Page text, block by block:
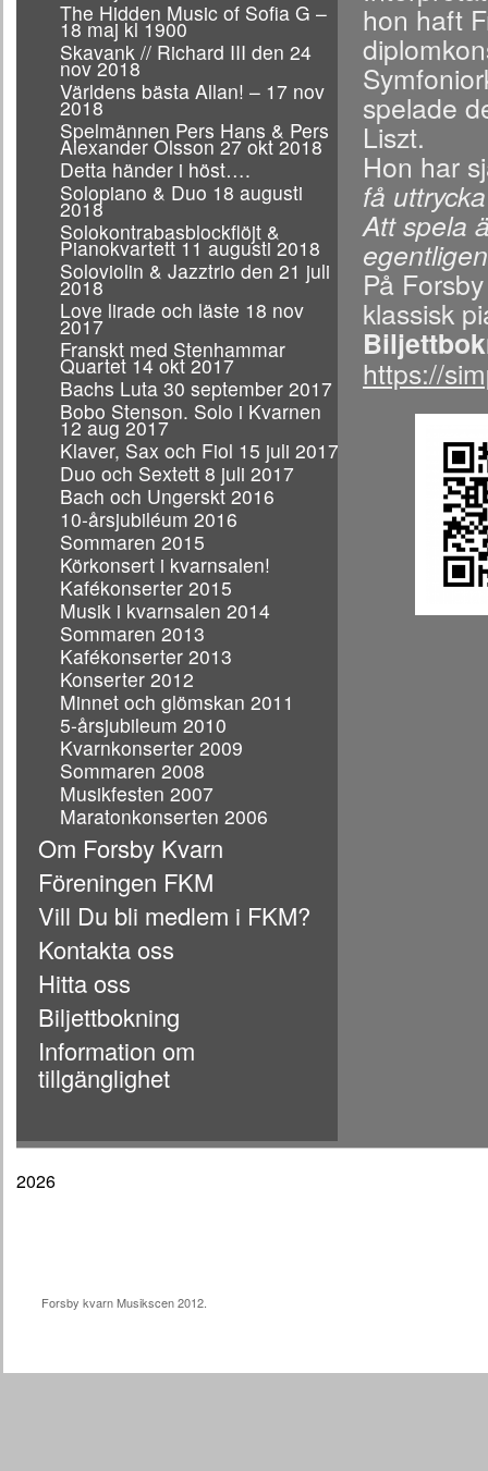
The Hidden Music of Sofia G –
18 maj kl 1900
Skavank // Richard III den 24
nov 2018
Världens bästa Allan! – 17 nov
2018
Spelmännen Pers Hans & Pers
Alexander Olsson 27 okt 2018
Detta händer i höst….
Solopiano & Duo 18 augusti
2018
Solokontrabasblockflöjt &
Pianokvartett 11 augusti 2018
Soloviolin & Jazztrio den 21 juli
2018
Love lirade och läste 18 nov
2017
Franskt med Stenhammar
Quartet 14 okt 2017
Bachs Luta 30 september 2017
Bobo Stenson. Solo i Kvarnen
12 aug 2017
Klaver, Sax och Fiol 15 juli 2017
Duo och Sextett 8 juli 2017
Bach och Ungerskt 2016
10-årsjubiléum 2016
Sommaren 2015
Körkonsert i kvarnsalen!
Kafékonserter 2015
Musik i kvarnsalen 2014
Sommaren 2013
Kafékonserter 2013
Konserter 2012
Minnet och glömskan 2011
5-årsjubileum 2010
Kvarnkonserter 2009
Sommaren 2008
Musikfesten 2007
Maratonkonserten 2006
Om Forsby Kvarn
Föreningen FKM
Vill Du bli medlem i FKM?
Kontakta oss
Hitta oss
Biljettbokning
Information om
tillgänglighet
hon haft
spelade
Liszt.
Hon har
få
Att spela
På
klassisk
https://
2026
Forsby kvarn Musikscen 2012.